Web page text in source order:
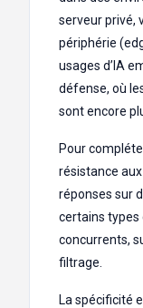
serveur privé,
périphérie
usages d’IA
défense, où
sont encore
Pour
résistance
réponses sur
certains types
concurrents,
filtrage.
La spécificité